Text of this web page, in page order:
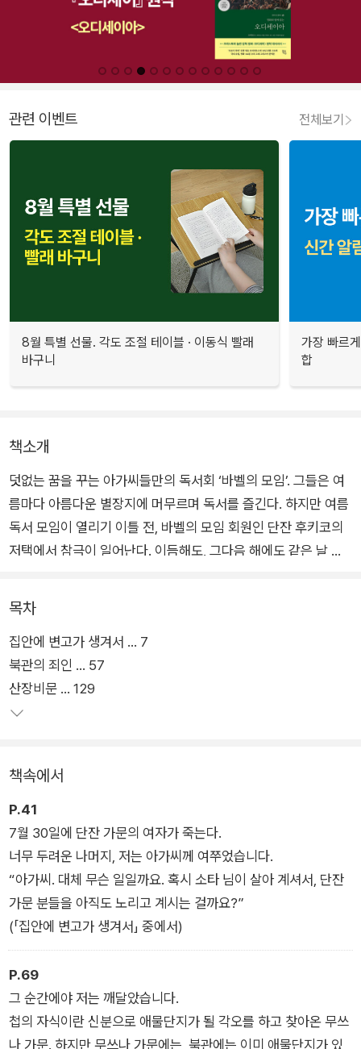
관련 이벤트 전체보기
8월 특별 선물. 각도 조절 테이블 · 이동식 빨래
바구니
가장 빠르
합
책소개
덧없는 꿈을 꾸는 아가씨들만의 독서회 ‘바벨의 모임’. 그들은 여
름마다 아름다운 별장지에 머무르며 독서를 즐긴다. 하지만 여름
독서 모임이 열리기 이틀 전, 바벨의 모임 회원인 단잔 후키코의
저택에서 참극이 일어난다. 이듬해도, 그다음 해에도 같은 날 후
사건이 벌어지는데…….
나오키상 수상 작가 요네자와 호노부의 연작단편집 『덧없는 양들
의 축연』이 출간되었다. ‘바벨의 모임’이라는 독서회를 중심으로
느슨하게 엮인 다섯 편의 단편소설을 담은 이 작품은 ‘청춘 미스
터리의 기수’로 주목받고 있던 요네자와 호노부가 그전까지와는
담은 이 작품에서 ‘와이더닛(whydunit, 왜 그랬는가)’과 ‘마지막
일격(finishing stroke)’을 내세우며 단숨에 독자를 사로잡는다.
목차
집안에 변고가 생겨서 … 7
북관의 죄인 … 57
산장비문 … 129
책속에서
P.41
7월 30일에 단잔 가문의 여자가 죽는다.
너무 두려운 나머지, 저는 아가씨께 여쭈었습니다.
“아가씨. 대체 무슨 일일까요. 혹시 소타 님이 살아 계셔서, 단잔
가문 분들을 아직도 노리고 계시는 걸까요?”
(「집안에 변고가 생겨서」 중에서)
P.69
그 순간에야 저는 깨달았습니다.
첩의 자식이란 신분으로 애물단지가 될 각오를 하고 찾아온 무쓰
나 가문. 하지만 무쓰나 가문에는, 북관에는 이미 애물단지가 있